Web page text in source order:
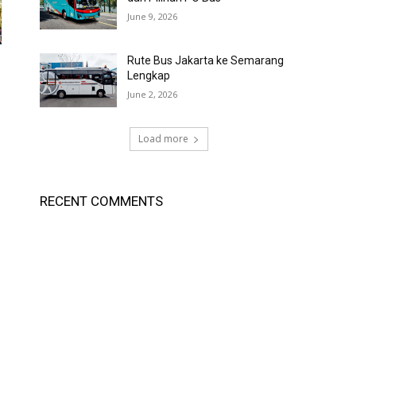
June 9, 2026
Rute Bus Jakarta ke Semarang
Lengkap
June 2, 2026
Load more
RECENT COMMENTS